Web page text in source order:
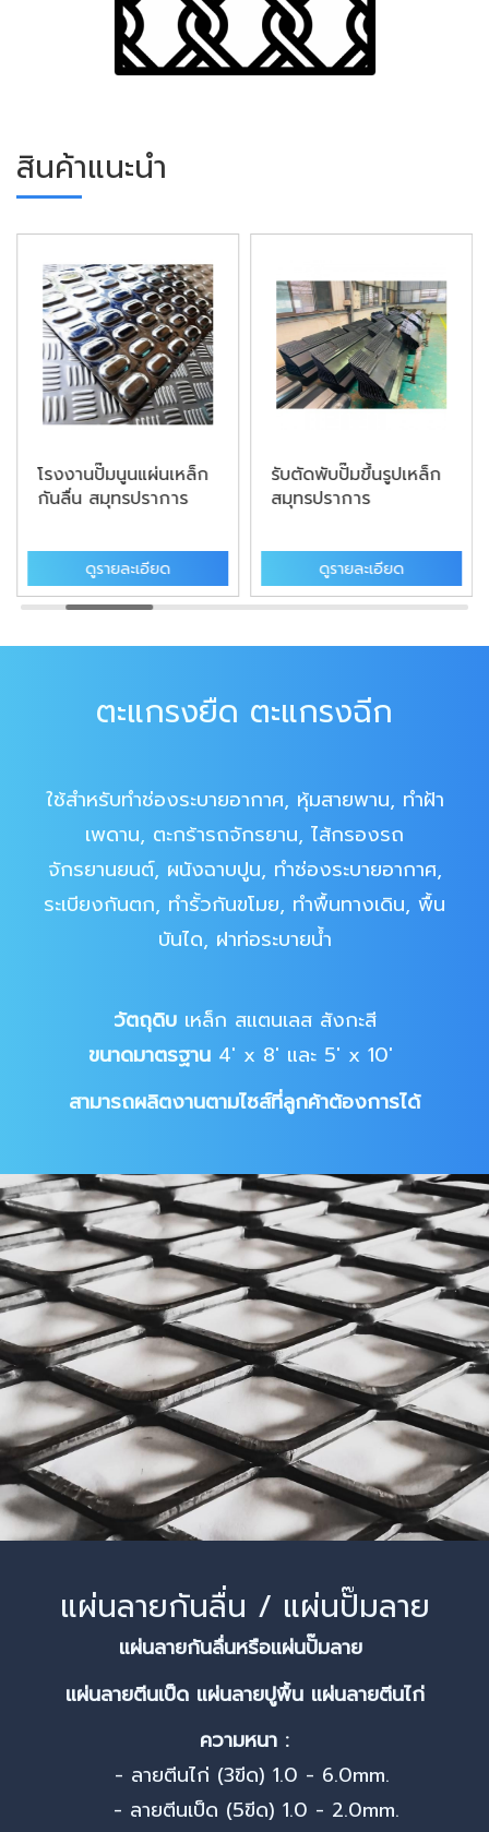
สินค้าแนะนำ
โรงงานปั๊มนูนแผ่นเหล็ก
กันลื่น สมุทรปราการ
ดูรายละเอียด
รับตัดพับปั๊มขึ้นรูปเหล็ก
สมุทรปราการ
ดูรายละเอียด
ตะแกรงยืด ตะแกรงฉีก
ใช้สำหรับทำช่องระบายอากาศ, หุ้มสายพาน, ทำฝ้า
เพดาน, ตะกร้ารถจักรยาน, ไส้กรองรถ
จักรยานยนต์, ผนังฉาบปูน, ทำช่องระบายอากาศ,
ระเบียงกันตก, ทำรั้วกันขโมย, ทำพื้นทางเดิน, พื้น
บันได, ฝาท่อระบายน้ำ
วัตถุดิบเหล็ก สแตนเลส สังกะสี
ขนาดมาตรฐาน 4' x 8' และ 5' x 10'
สามารถผลิตงานตามไซส์ที่ลูกค้าต้องการได้
แผ่นลายกันลื่น / แผ่นปั๊มลาย
แผ่นลายกันลื่นหรือแผ่นปั๊มลาย
แผ่นลายตีนเป็ด แผ่นลายปูพื้น แผ่นลายตีนไก่
ความหนา :
- ลายตีนไก่ (3ขีด) 1.0 - 6.0mm.
- ลายตีนเป็ด (5ขีด) 1.0 - 2.0mm.